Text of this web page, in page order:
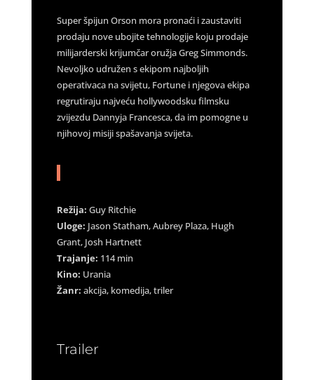
Super špijun Orson mora pronaći i zaustaviti
prodaju nove ubojite tehnologije koju prodaje
milijarderski krijumčar oružja Greg Simmonds.
Nevoljko udružen s ekipom najboljih
operativaca na svijetu, Fortune i njegova ekipa
regrutiraju najveću hollywoodsku filmsku
zvijezdu Dannyja Francesca, da im pomogne u
njihovoj misiji spašavanja svijeta.
Režija: Guy Ritchie
Uloge: Jason Statham, Aubrey Plaza, Hugh
Grant, Josh Hartnett
Trajanje: 114 min
Kino: Urania
Žanr: akcija, komedija, triler
Trailer